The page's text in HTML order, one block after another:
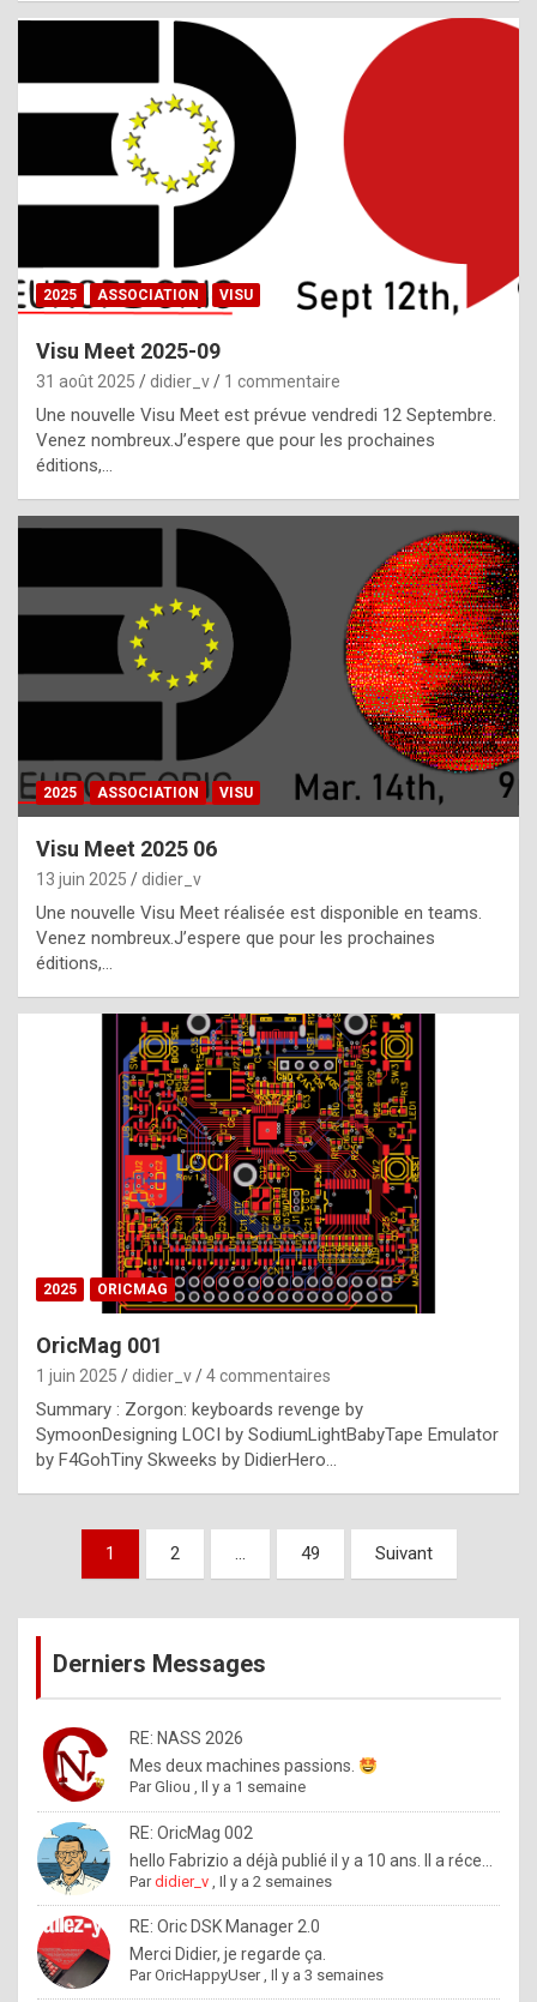
l
,
g
h
t
f
h
a
t
t
e
b
e
s
t
p
h
o
n
y
l
e
x
a
%
a
d
e
b
y
R
o
2025 ASSOCIATION VISU
Visu Meet 2025-09
31 août 2025 didier_v 1 commentaire
Une nouvelle Visu Meet est prévue vendredi 12 Septembre.
Venez nombreux.J’espere que pour les prochaines
éditions,…
2025 ASSOCIATION VISU
Visu Meet 2025 06
13 juin 2025 didier_v
Une nouvelle Visu Meet réalisée est disponible en teams.
Venez nombreux.J’espere que pour les prochaines
éditions,…
2025 ORICMAG
OricMag 001
1 juin 2025 didier_v 4 commentaires
Summary : Zorgon: keyboards revenge by
SymoonDesigning LOCI by SodiumLightBabyTape Emulator
by F4GohTiny Skweeks by DidierHero…
Pagination
publications
1 2 … 49 Suivant
Derniers Messages
RE: NASS 2026
Mes deux machines passions.
ParGliou ,Il y a 1 semaine
RE: OricMag 002
hello Fabrizio a déjà publié il y a 10 ans. Il a réce...
Pardidier_v ,Il y a 2 semaines
RE: Oric DSK Manager 2.0
Merci Didier, je regarde ça.
ParOricHappyUser,Il y a 3 semaines